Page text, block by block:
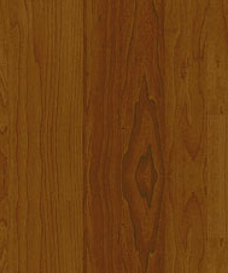
24. Großer Kindernachmittag
Kindernachmittag gesammelt.
Eine große Summe für große